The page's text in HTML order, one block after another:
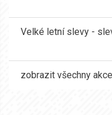
Velké letní slevy -
zobrazit všechny akce